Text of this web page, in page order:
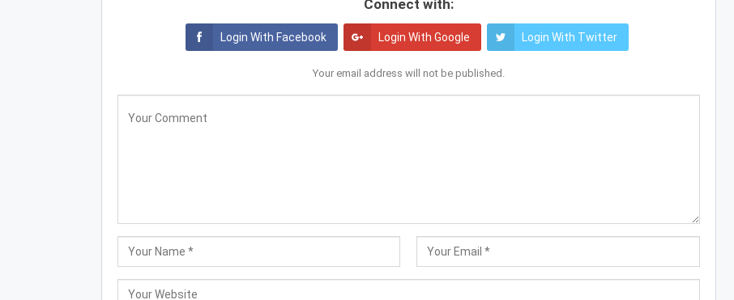
Connect with:
Login With Facebook Login With Google Login With Twitter
Your email address will not be published.